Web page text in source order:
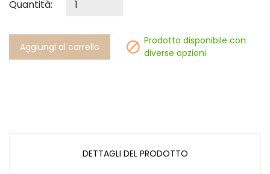
Quantità:
Aggiungi al carrello  Prodotto disponibile con
diverse opzioni
DETTAGLI DEL PRODOTTO